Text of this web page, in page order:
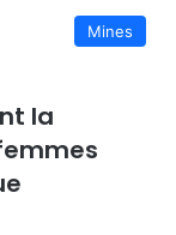
Mines
la